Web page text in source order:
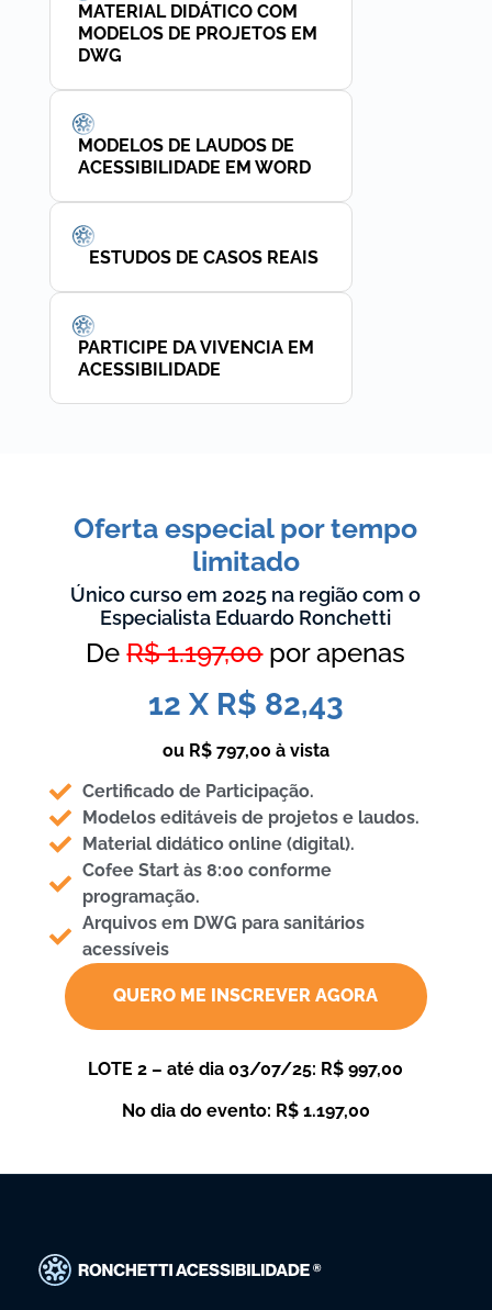
MATERIAL DIDÁTICO COM
MODELOS DE PROJETOS EM
DWG
MODELOS DE LAUDOS DE
ACESSIBILIDADE EM WORD
ESTUDOS DE CASOS REAIS
PARTICIPE DA VIVENCIA EM
ACESSIBILIDADE
Oferta especial por tempo
limitado
Único curso em 2025 na região com o
Especialista Eduardo Ronchetti
DeR$ 1.197,00por apenas
12 X R$ 82,43
ou R$ 797,00 à vista
Certificado de Participação.
Modelos editáveis de projetos e laudos.
Material didático online (digital).
Cofee Start às 8:00 conforme
programação.
Arquivos em DWG para sanitários
acessíveis
QUERO ME INSCREVER AGORA
LOTE 2 – até dia 03/07/25: R$ 997,00
No dia do evento: R$ 1.197,00